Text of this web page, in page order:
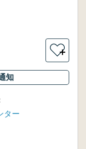
＋
知
ター